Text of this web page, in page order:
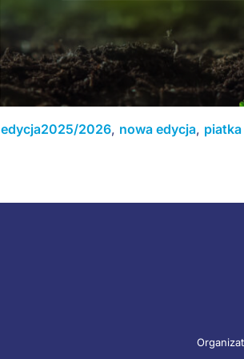
edycja2025/2026, nowa edycja,